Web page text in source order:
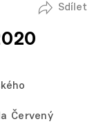
Sdílet
Červený